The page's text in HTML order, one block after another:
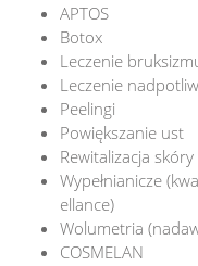
APTOS
Botox
Leczenie
Leczenie
Peelingi
Powiększanie ust
Rewitalizacja skóry
Wypełnianicze
ellance)
Wolumetria
COSMELAN